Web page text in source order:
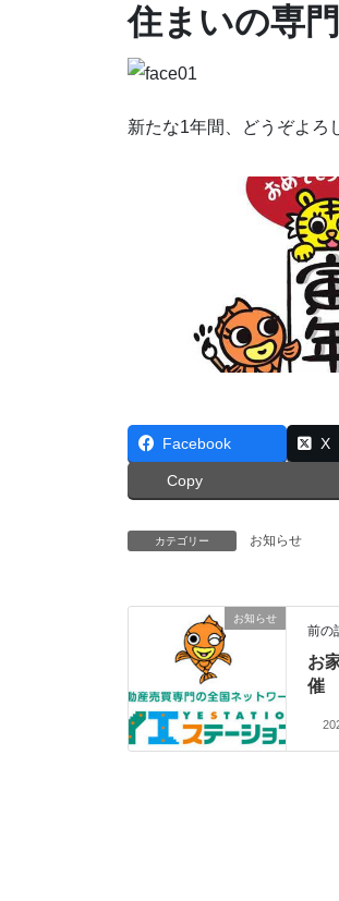
住まいの専
新たな1年間、どうぞよろ
Facebook X
Copy
カテゴリー お知らせ
お知らせ
前の
お
催